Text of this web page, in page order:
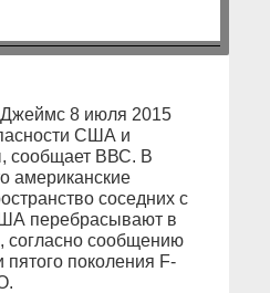
8 июля 2015
США и
сообщает ВВС. В
американские
соседних с
перебрасывают в
согласно сообщению
пятого поколения F-